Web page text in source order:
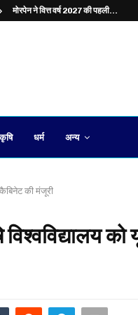
मोरपेन ने वित्त वर्ष 2027 की पहली…
कृषि धर्म अन्य
कैबिनेट की मंजूरी
को